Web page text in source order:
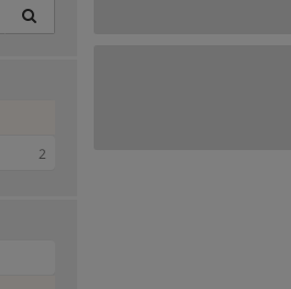
2